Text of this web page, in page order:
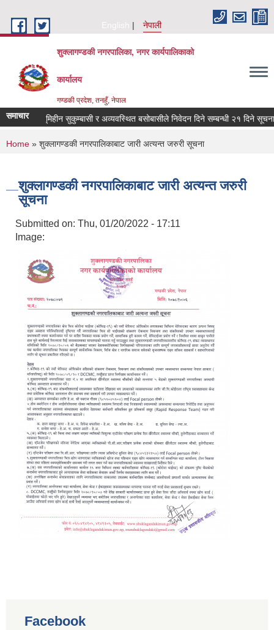
English
नेपाली
शुक्लागण्डकी नगरपालिका, नगर कार्यपालिकाको
कार्यालय
गण्डकी प्रदेश, तनहुँ, नेपाल
समाचार
दलित, भूमिहीन सुकुम्बासी र अव्यवस्थित बसोबासीले निवेदन दिने सम्बन्धी २१ दिने सूचना ।
You are here
Home » शुक्लागण्डकी नगरपालिकाबाट जारी अत्यन्त जरुरी सूचना
शुक्लागण्डकी नगरपालिकाबाट जारी अत्यन्त जरुरी
सूचना
Submitted on: Thu, 01/20/2022 - 17:11
Image:
Facebook